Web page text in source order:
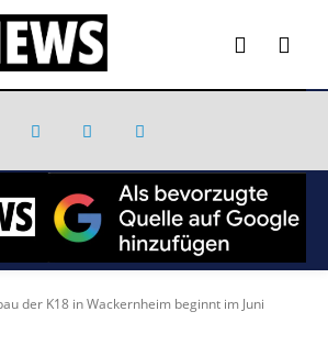
der K18 in Wackernheim beginnt im Juni